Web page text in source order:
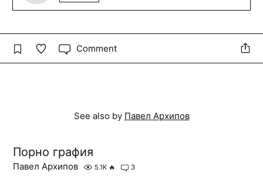
Comment
See also by Павел Архипов
Порно графия
Павел Архипов 5.1K 🔥 3